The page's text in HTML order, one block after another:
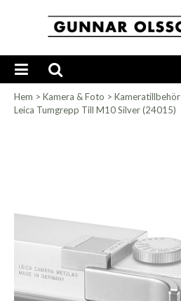
Hem > Kamera & Foto > Kameratillbehör
Leica Tumgrepp Till M10 Silver (24015)